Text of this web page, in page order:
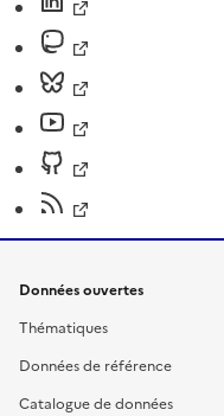
Données ouvertes
Thématiques
Données de référence
Catalogue de données